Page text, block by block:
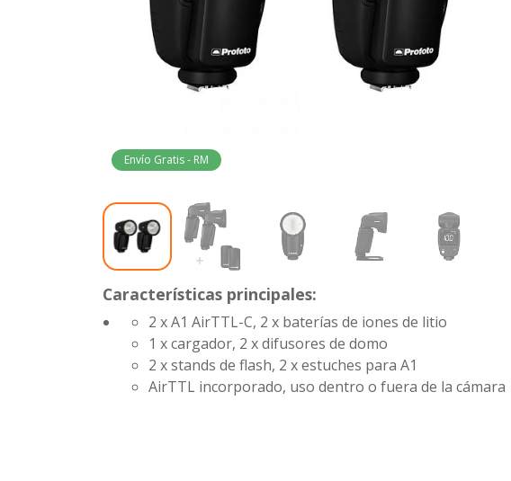
Envío Gratis - RM
Características principales:
2 x A1 AirTTL-C, 2 x baterías de iones de litio
1 x cargador, 2 x difusores de domo
2 x stands de flash, 2 x estuches para A1
AirTTL incorporado, uso dentro o fuera de la cámara